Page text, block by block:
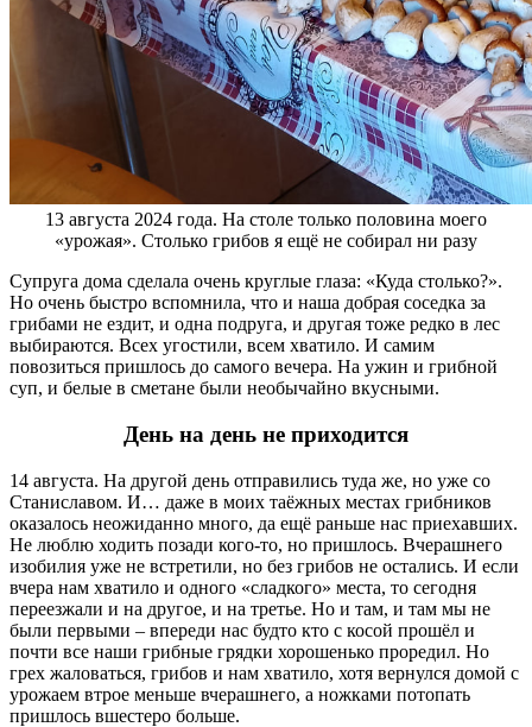
13 августа 2024 года. На столе только половина моего
«урожая». Столько грибов я ещё не собирал ни разу
Супруга дома сделала очень круглые глаза: «Куда столько?».
Но очень быстро вспомнила, что и наша добрая соседка за
грибами не ездит, и одна подруга, и другая тоже редко в лес
выбираются. Всех угостили, всем хватило. И самим
повозиться пришлось до самого вечера. На ужин и грибной
суп, и белые в сметане были необычайно вкусными.
День на день не приходится
14 августа. На другой день отправились туда же, но уже со
Станиславом. И… даже в моих таёжных местах грибников
оказалось неожиданно много, да ещё раньше нас приехавших.
Не люблю ходить позади кого-то, но пришлось. Вчерашнего
изобилия уже не встретили, но без грибов не остались. И если
вчера нам хватило и одного «сладкого» места, то сегодня
переезжали и на другое, и на третье. Но и там, и там мы не
были первыми – впереди нас будто кто с косой прошёл и
почти все наши грибные грядки хорошенько проредил. Но
грех жаловаться, грибов и нам хватило, хотя вернулся домой с
урожаем втрое меньше вчерашнего, а ножками потопать
пришлось вшестеро больше.